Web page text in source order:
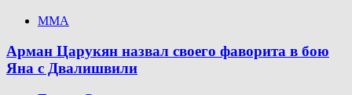
ММА
Арман Царукян назвал своего фаворита в бою
Яна с Двалишвили